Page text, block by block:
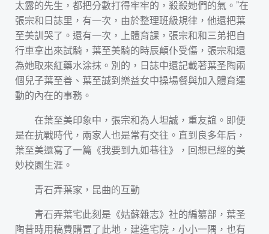
太露的先生，都把分數打得牢牢的，殺殺她們的氣。”在
張宗和日誌里，有一次，由於整理班級規律，他還把葉
至美訓哭了。還有一次，上體育課，張宗和和三弟把自
行車拿出來試騎，葉至美騎的時辰顛仆受傷，張宗和還
為她取來紅藥水涂抹。別的，日誌中還記載著葉圣陶兩
個兒子葉至善、葉至誠到樂益女中操場餐與加入體育運
動的內在的事務。
在葉至美印象中，張宗和為人坦誠，重友誼。即便
是在抗戰時代，兩家人也是常有交往。直到良多年后，
葉至美還寫了一篇《我要到九如巷往》，回想已經的美
妙校園生涯。
青石弄葉家，昆曲的互動
青石弄葉宅此刻是《姑蘇雜志》社的編纂部，葉圣
陶昔時用稿費購置了此地，建造宅院，小小一隅，也有